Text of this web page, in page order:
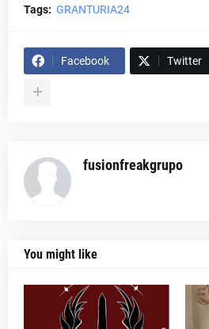
Tags: GRANTURIA24
Facebook Twitter
fusionfreakgrupo
You might like